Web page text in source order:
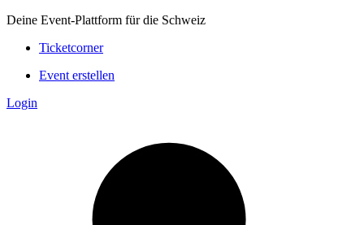
Deine Event-Plattform für die Schweiz
Ticketcorner
Event erstellen
Login